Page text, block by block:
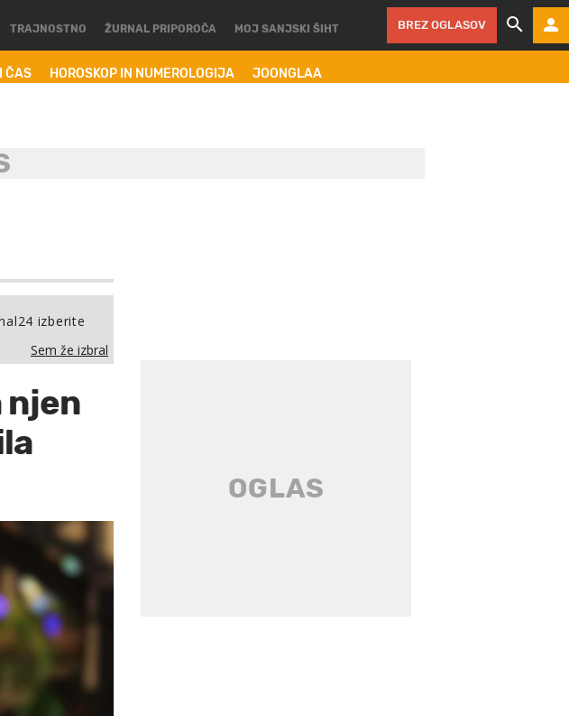
ČAS HOROSKOP IN NUMEROLOGIJA JOONGLAA
TRAJNOSTNO ŽURNAL PRIPOROČA MOJ SANJSKI ŠIHT BREZ OGLASOV
izberite
Sem že izbral
njen